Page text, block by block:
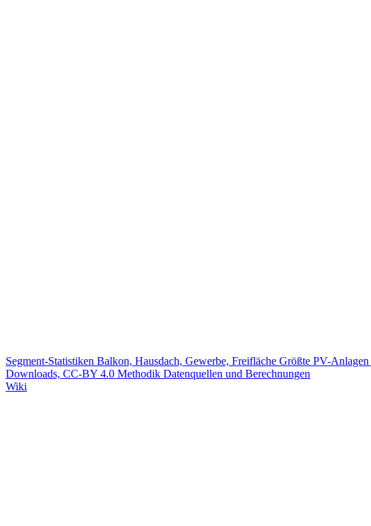
Segment-Statistiken Balkon, Hausdach, Gewerbe, Freifläche Größte PV-Anlagen
Downloads, CC-BY 4.0 Methodik Datenquellen und Berechnungen
Wiki